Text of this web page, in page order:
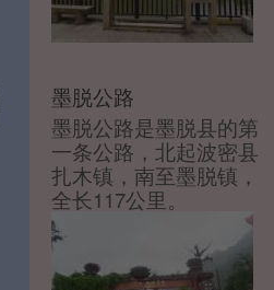
墨脱公路
墨脱公路是墨脱县的第
一条公路，北起波密县
扎木镇，南至墨脱镇，
全长117公里。